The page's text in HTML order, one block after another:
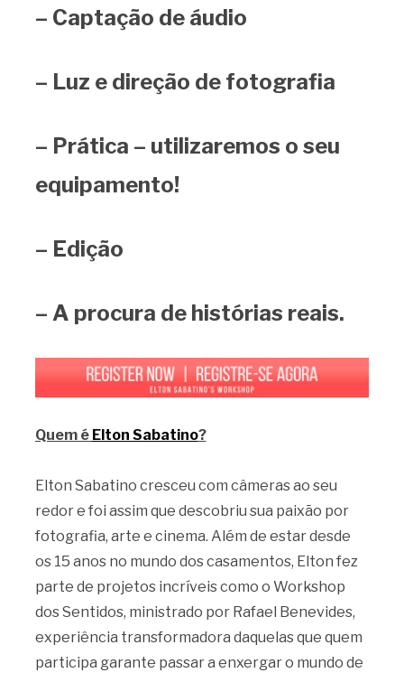
– Captação de áudio
– Luz e direção de fotografia
– Prática – utilizaremos o seu
equipamento!
– Edição
– A procura de histórias reais.
Quem é Elton Sabatino?
Elton Sabatino cresceu com câmeras ao seu
redor e foi assim que descobriu sua paixão por
fotografia, arte e cinema. Além de estar desde
os 15 anos no mundo dos casamentos, Elton fez
parte de projetos incríveis como o Workshop
dos Sentidos, ministrado por Rafael Benevides,
experiência transformadora daquelas que quem
participa garante passar a enxergar o mundo de